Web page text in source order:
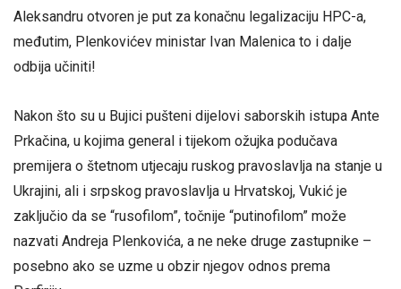
Aleksandru otvoren je put za konačnu legalizaciju HPC-a,
međutim, Plenkovićev ministar Ivan Malenica to i dalje
odbija učiniti!
Nakon što su u Bujici pušteni dijelovi saborskih istupa Ante
Prkačina, u kojima general i tijekom ožujka podučava
premijera o štetnom utjecaju ruskog pravoslavlja na stanje u
Ukrajini, ali i srpskog pravoslavlja u Hrvatskoj, Vukić je
zaključio da se “rusofilom”, točnije “putinofilom” može
nazvati Andreja Plenkovića, a ne neke druge zastupnike –
posebno ako se uzme u obzir njegov odnos prema